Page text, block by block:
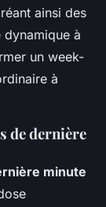
ainsi des
à
un week-
à
de dernière
minute